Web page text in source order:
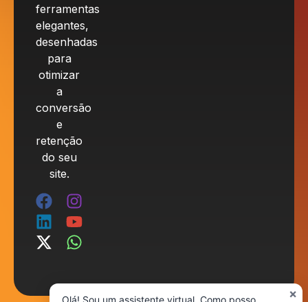
ferramentas
elegantes,
desenhadas
para
otimizar
a
conversão
e
retenção
do seu
site.
×
Olá! Sou um assistente virtual. Como posso